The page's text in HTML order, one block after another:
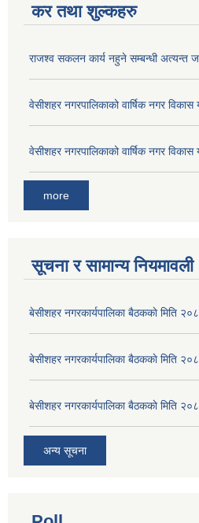
कर तथा शुल्कहरु
राजश्व सकलन कार्य नहुने सम्बन्धी अत्यन्त
वेसीशहर नगरपालिकाको वार्षिक नगर
वेसीशहर नगरपालिकाको वार्षिक नगर
more
सूचना र सामान्य नियमावली
बे‍‍सीशहर नगरकार्यपालिका बैठककाे मिति
बे‍‍सीशहर नगरकार्यपालिका बैठककाे मिति
बे‍‍सीशहर नगरकार्यपालिका बैठककाे मिति
अन्य सूचना